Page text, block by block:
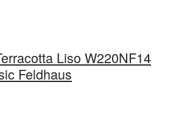
Liso W220NF14
Feldhaus